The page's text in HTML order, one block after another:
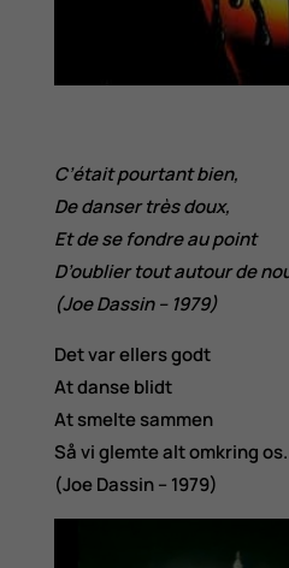
C’était pourtant bien,
De danser très doux,
Et de se fondre au point
D’oublier tout autour de
(Joe Dassin – 1979)
Det var ellers godt
At danse blidt
At smelte sammen
Så vi glemte alt omkring os.
(Joe Dassin – 1979)